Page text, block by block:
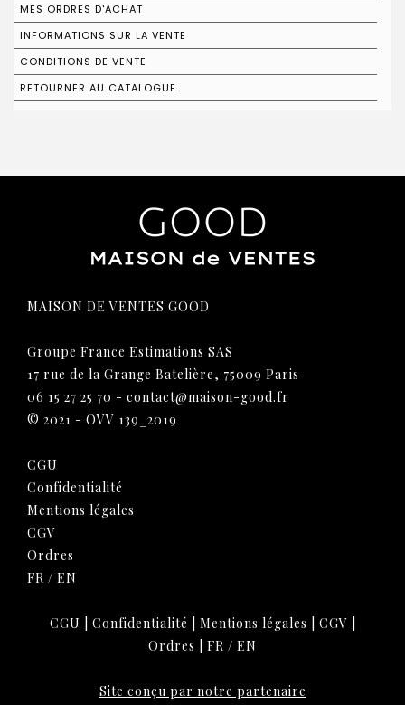
MES ORDRES D'ACHAT
INFORMATIONS SUR LA VENTE
CONDITIONS DE VENTE
RETOURNER AU CATALOGUE
MAISON DE VENTES GOOD
Groupe France Estimations SAS
17 rue de la Grange Batelière, 75009 Paris
06 15 27 25 70 - contact@maison-good.fr
© 2021 - OVV 139_2019
CGU
Confidentialité
Mentions légales
CGV
Ordres
FR / EN
CGU Confidentialité Mentions légales CGV
Ordres
FR / EN
Site conçu par notre partenaire